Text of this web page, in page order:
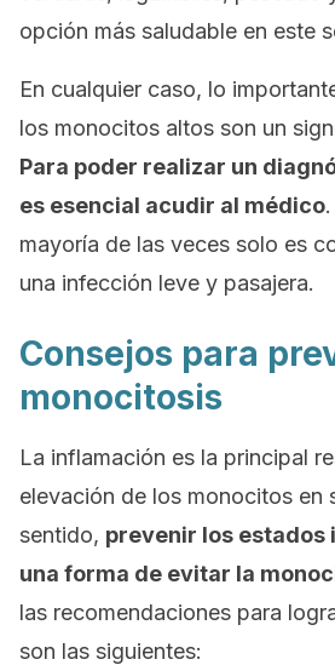
opción más saludable en este
En cualquier caso, lo
los monocitos altos son un
Para poder realizar un
es esencial acudir al médico
mayoría de las veces solo es
una infección leve y pasajera.
Consejos para
monocitosis
La inflamación es la principal
elevación de los monocitos en
sentido, prevenir los estados
una forma de evitar la
las recomendaciones para
son las siguientes: